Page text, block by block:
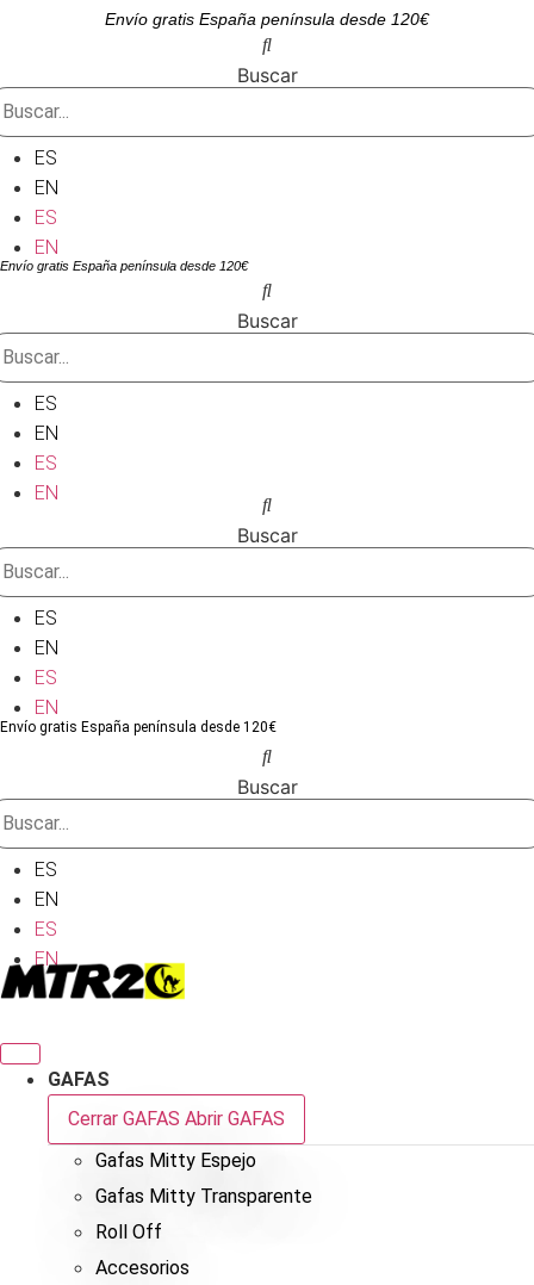
Envío gratis España península desde 120€
Buscar
ES
EN
ES
EN
Envío gratis España península desde 120€
Buscar
ES
EN
ES
EN
Buscar
ES
EN
ES
EN
Envío gratis España península desde 120€
Buscar
ES
EN
ES
EN
GAFAS
Cerrar GAFAS Abrir GAFAS
Gafas Mitty Espejo
Gafas Mitty Transparente
Roll Off
Accesorios